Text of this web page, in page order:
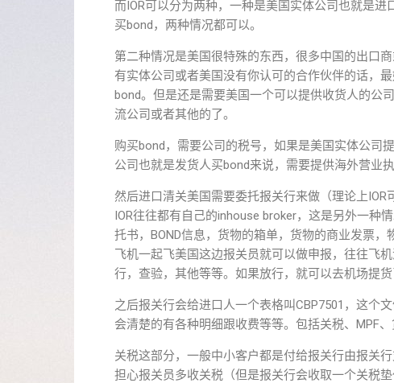
而IOR可以分为两种，一种是美国实体公司也就是
买bond，两种情况都可以。
第二种情况是美国很特殊的东西，很多中国的出口
有实体公司或者美国没有你认可的合作伙伴的话，
bond。但是还是需要美国一个可以提供收货人的公
流公司或者其他的了。
购买bond，需要公司的税号，如果是美国实体公司
公司也就是发货人买bond来说，需要提供海外营业
然后进口清关美国需要委托报关行来做（理论上
IOR往往都有自己的inhouse broker，这是另外一种
托书，BOND信息，货物的箱单，货物的商业发票
飞机一起飞美国这边报关员就可以做申报，往往飞
行，查验，其他等等。如果放行，就可以去机场提货
之后报关行会给进口人一个表格叫CBP7501，这个
会清楚的有各种明细跟收费等等。包括关税、MPF
关税这部分，一般中小客户都是付给报关行由报关
担心报关员多收关税（但是报关行会收取一个关税